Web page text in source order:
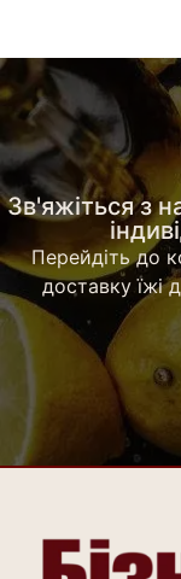
Зв'яжіться з
Перейдіть до
доставку їжі